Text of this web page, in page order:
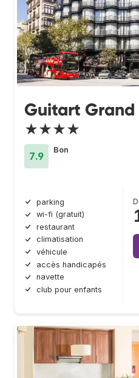
Guitart Grand
★★★★
7.9
Bon
parking
wi-fi (gratuit)
restaurant
climatisation
véhicule
accès handicapés
navette
club pour enfants